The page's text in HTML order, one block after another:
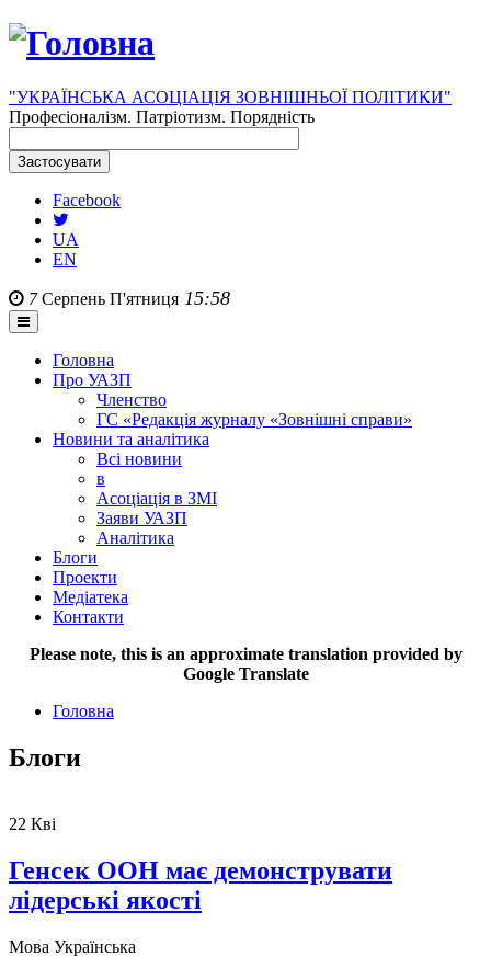
"УКРАЇНСЬКА АСОЦІАЦІЯ ЗОВНІШНЬОЇ ПОЛІТИКИ"
Професіоналізм. Патріотизм. Порядність
Facebook
UA
EN
7Серпень П'ятниця 15:58
Головна
Про УАЗП
Членство
ГС «Редакція журналу «Зовнішні справи»
Новини та аналітика
Всі новини
в
Асоціація в ЗМІ
Заяви УАЗП
Аналітика
Блоги
Проекти
Медіатека
Контакти
Please note, this is an approximate translation provided by
Google Translate
Головна
Блоги
22 Кві
Генсек ООН має демонструвати
лідерські якості
Мова Українська